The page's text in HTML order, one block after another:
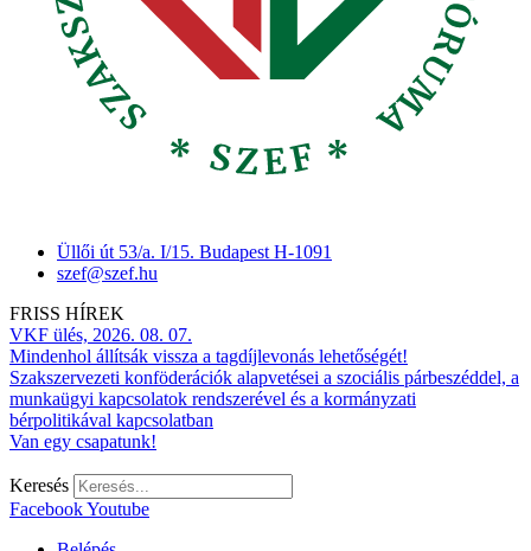
Üllői út 53/a. I/15. Budapest H-1091
szef@szef.hu
FRISS HÍREK
VKF ülés, 2026. 08. 07.
Mindenhol állítsák vissza a tagdíjlevonás lehetőségét!
Szakszervezeti konföderációk alapvetései a szociális párbeszéddel, a
munkaügyi kapcsolatok rendszerével és a kormányzati
bérpolitikával kapcsolatban
Van egy csapatunk!
Keresés
FacebookYoutube